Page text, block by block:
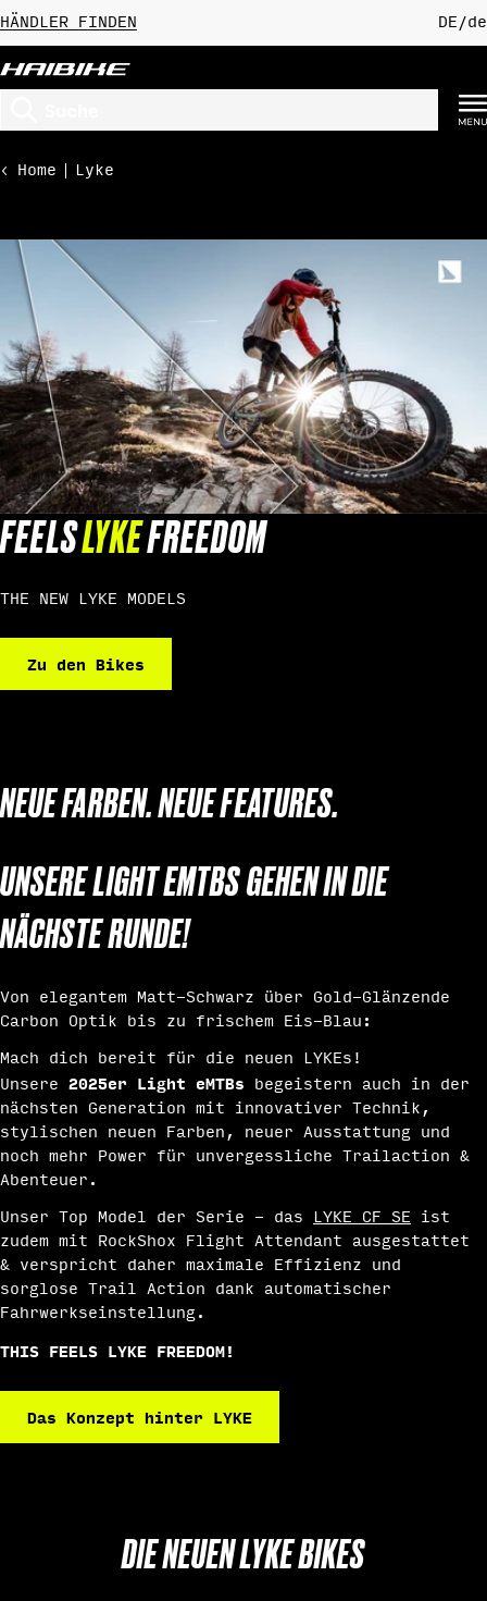
Zum
Inhalt
HÄNDLER FINDEN DE/de
Home Lyke
FEELSLYKEFREEDOM
THE NEW LYKE MODELS
Zu den Bikes
NEUE FARBEN. NEUE FEATURES.
UNSERE LIGHT EMTBS GEHEN IN DIE
NÄCHSTE RUNDE!
Von elegantem Matt-Schwarz über Gold-Glänzende
Carbon Optik bis zu frischem Eis-Blau:
Mach dich bereit für die neuen LYKEs!
Unsere 2025er Light eMTBs begeistern auch in der
nächsten Generation mit innovativer Technik,
stylischen neuen Farben, neuer Ausstattung und
noch mehr Power für unvergessliche Trailaction &
Abenteuer.
Unser Top Model der Serie - das LYKE CF SE ist
zudem mit RockShox Flight Attendant ausgestattet
& verspricht daher maximale Effizienz und
sorglose Trail Action dank automatischer
Fahrwerkseinstellung.
THIS FEELS LYKE FREEDOM!
Das Konzept hinter LYKE
DIE NEUEN LYKE BIKES